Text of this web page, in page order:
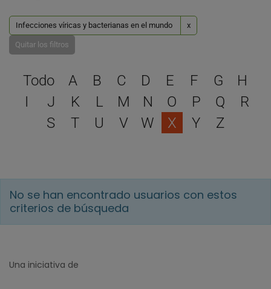
Infecciones víricas y bacterianas en el mundo x
Quitar los filtros
Selecciona una letra
Todo A B C D E F G
H
I
J K L M N O P Q
R
S
T U V W X Y Z
No se han encontrado usuarios con estos
criterios de búsqueda
Una iniciativa de